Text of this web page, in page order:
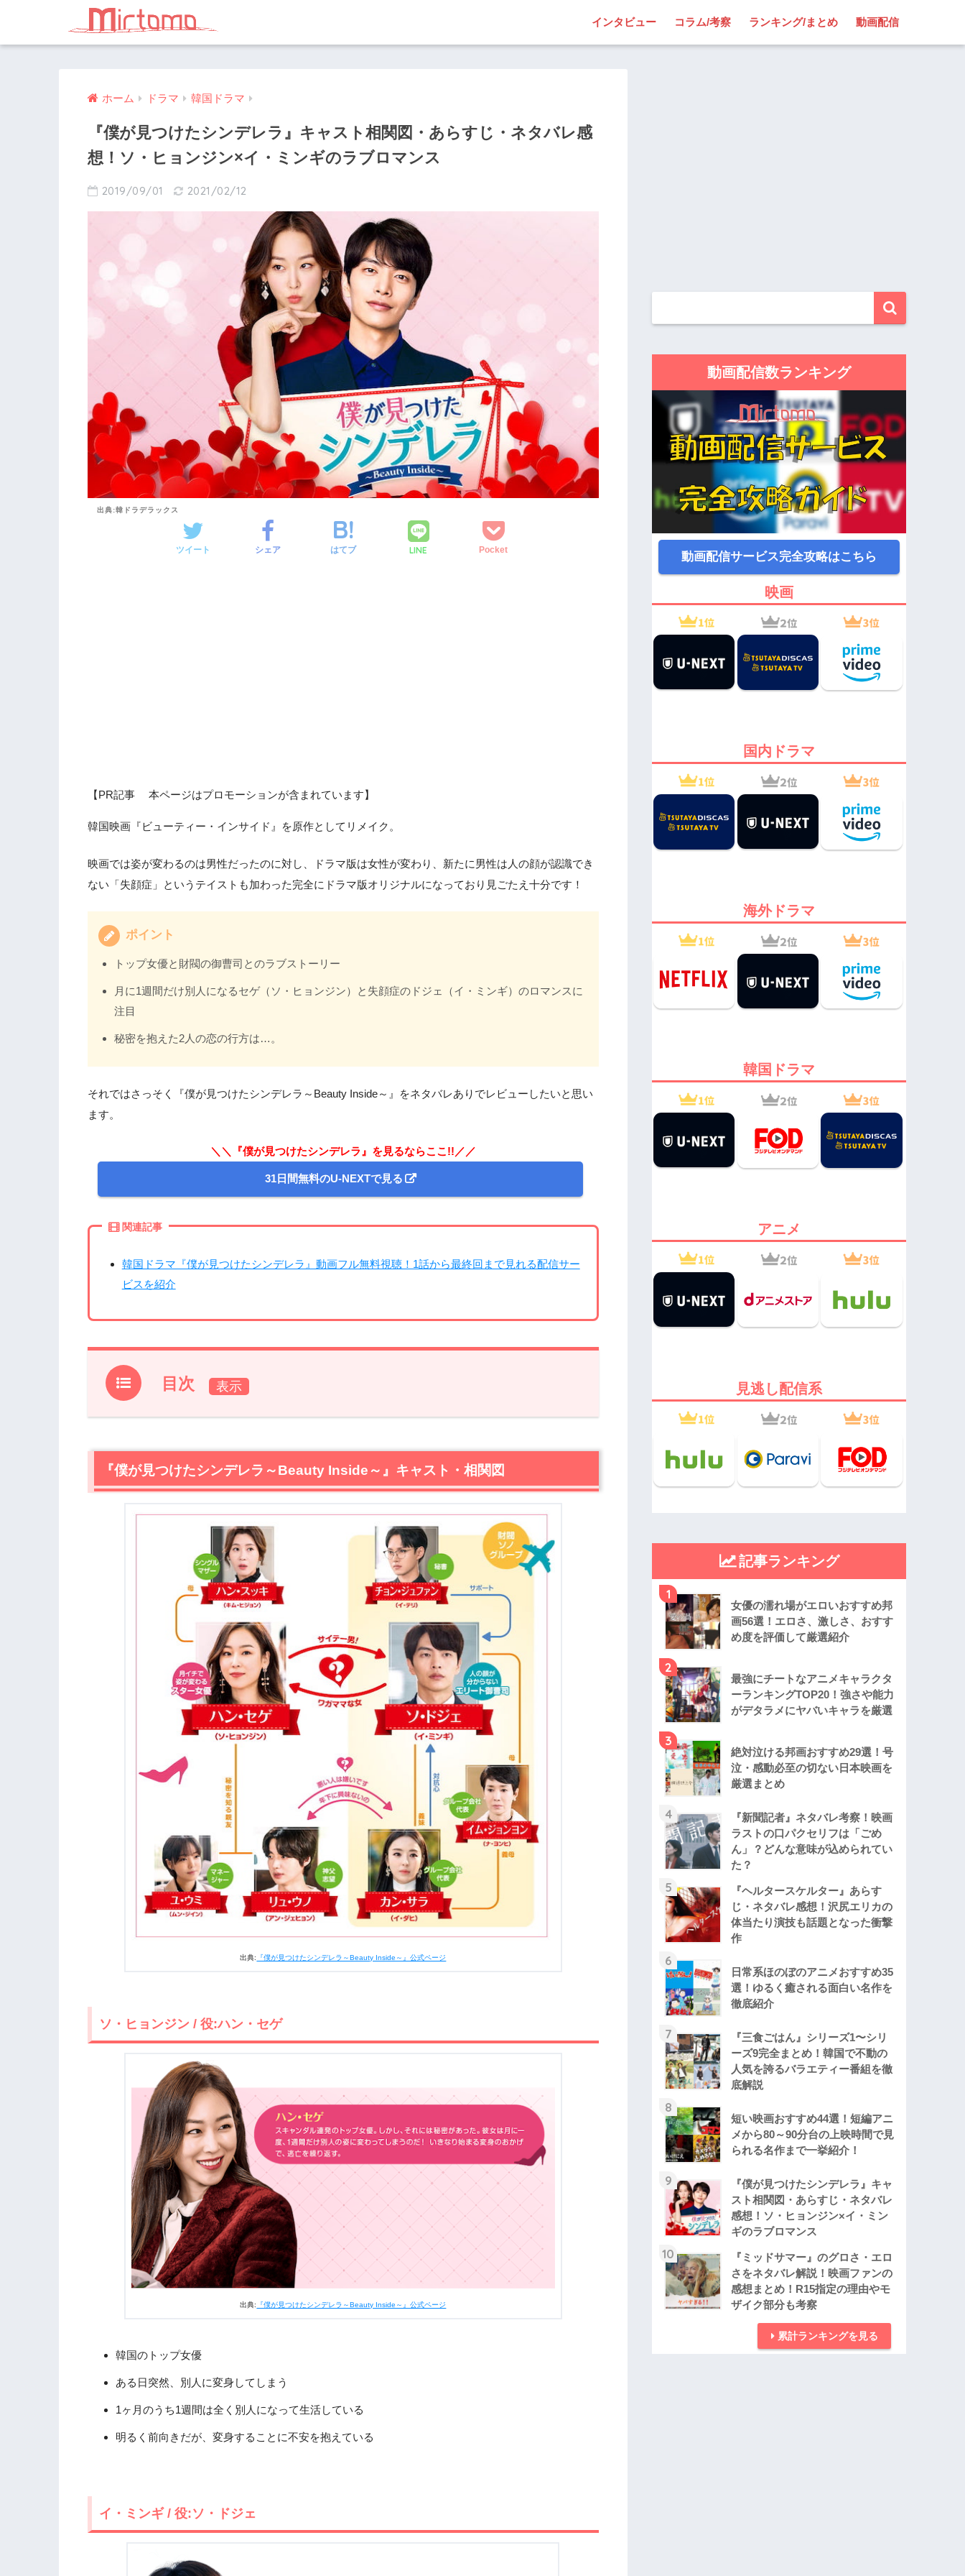
インタビュー コラム/考察 ランキング/まとめ 動画配信
ホーム ドラマ 韓国ドラマ
『僕が見つけたシンデレラ』キャスト相関図・あらすじ・ネタバレ感
想！ソ・ヒョンジン×イ・ミンギのラブロマンス
2019/09/01 2021/02/12
出典:韓ドラデラックス
ツイート シェア はてブ LINE Pocket
【PR記事 本ページはプロモーションが含まれています】
韓国映画『ビューティー・インサイド』を原作としてリメイク。
映画では姿が変わるのは男性だったのに対し、ドラマ版は女性が変わり、新たに男性は人の顔が認識でき
ない「失顔症」というテイストも加わった完全にドラマ版オリジナルになっており見ごたえ十分です！
ポイント
トップ女優と財閥の御曹司とのラブストーリー
月に1週間だけ別人になるセゲ（ソ・ヒョンジン）と失顔症のドジェ（イ・ミンギ）のロマンスに
注目
秘密を抱えた2人の恋の行方は…。
それではさっそく『僕が見つけたシンデレラ～Beauty Inside～』をネタバレありでレビューしたいと思い
ます。
＼＼『僕が見つけたシンデレラ』を見るならここ!!／／
31日間無料のU-NEXTで見る
関連記事
韓国ドラマ『僕が見つけたシンデレラ』動画フル無料視聴！1話から最終回まで見れる配信サー
ビスを紹介
目次
1.『僕が見つけたシンデレラ～Beauty Inside～』キャスト・相関図
1.3アン・ジェヒョン / 役:リュ・ウノ
1.5ムン・ジイン / 役:ユ・ウミ
【ネタバレ】『僕が見つけたシンデレラ～Beauty Inside～』あらすじ・感想
トップ女優ハン・セゲ（ソ・ヒョンジン）の秘密
御曹司ソ・ドジェ（イ・ミンギ）の秘密
セゲ（ソ・ヒョンジン）とドジェ（イ・ミンギ）のロマンス
『僕が見つけたシンデレラ～Beauty Inside～』まとめ
『僕が見つけたシンデレラ～Beauty Inside～』キャスト・相関図
出典: 『僕が見つけたシンデレラ～Beauty Inside～』公式ページ
ソ・ヒョンジン / 役:ハン・セゲ
出典: 『僕が見つけたシンデレラ～Beauty Inside～』公式ページ
韓国のトップ女優
ある日突然、別人に変身してしまう
1ヶ月のうち1週間は全く別人になって生活している
明るく前向きだが、変身することに不安を抱えている
イ・ミンギ / 役:ソ・ドジェ
動画配信数ランキング
動画配信サービス完全攻略はこちら
映画
国内ドラマ
海外ドラマ
韓国ドラマ
アニメ
見逃し配信系
記事ランキング
1
女優の濡れ場がエロいおすすめ邦
画56選！エロさ、激しさ、おすす
め度を評価して厳選紹介
2
最強にチートなアニメキャラクタ
ーランキングTOP20！強さや能力
がデタラメにヤバいキャラを厳選
3
絶対泣ける邦画おすすめ29選！号
泣・感動必至の切ない日本映画を
厳選まとめ
4
『新聞記者』ネタバレ考察！映画
ラストの口パクセリフは「ごめ
ん」？どんな意味が込められてい
た？
5
『ヘルタースケルター』あらす
じ・ネタバレ感想！沢尻エリカの
体当たり演技も話題となった衝撃
作
6
日常系ほのぼのアニメおすすめ35
選！ゆるく癒される面白い名作を
徹底紹介
7
『三食ごはん』シリーズ1〜シリ
ーズ9完全まとめ！韓国で不動の
人気を誇るバラエティー番組を徹
底解説
8
短い映画おすすめ44選！短編アニ
メから80～90分台の上映時間で見
られる名作まで一挙紹介！
9
『僕が見つけたシンデレラ』キャ
スト相関図・あらすじ・ネタバレ
感想！ソ・ヒョンジン×イ・ミン
ギのラブロマンス
10
『ミッドサマー』のグロさ・エロ
さをネタバレ解説！映画ファンの
感想まとめ！R15指定の理由やモ
ザイク部分も考察
累計ランキングを見る